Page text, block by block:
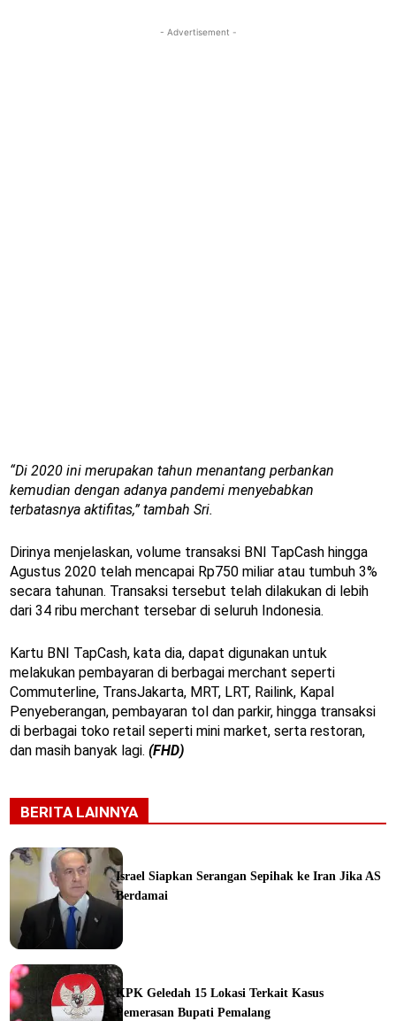
- Advertisement -
“Di 2020 ini merupakan tahun menantang perbankan
kemudian dengan adanya pandemi menyebabkan
terbatasnya aktifitas,” tambah Sri.
Dirinya menjelaskan, volume transaksi BNI TapCash hingga
Agustus 2020 telah mencapai Rp750 miliar atau tumbuh 3%
secara tahunan. Transaksi tersebut telah dilakukan di lebih
dari 34 ribu merchant tersebar di seluruh Indonesia.
Kartu BNI TapCash, kata dia, dapat digunakan untuk
melakukan pembayaran di berbagai merchant seperti
Commuterline, TransJakarta, MRT, LRT, Railink, Kapal
Penyeberangan, pembayaran tol dan parkir, hingga transaksi
di berbagai toko retail seperti mini market, serta restoran,
dan masih banyak lagi. (FHD)
BERITA LAINNYA
Israel Siapkan Serangan Sepihak ke Iran Jika AS
Berdamai
KPK Geledah 15 Lokasi Terkait Kasus
Pemerasan Bupati Pemalang